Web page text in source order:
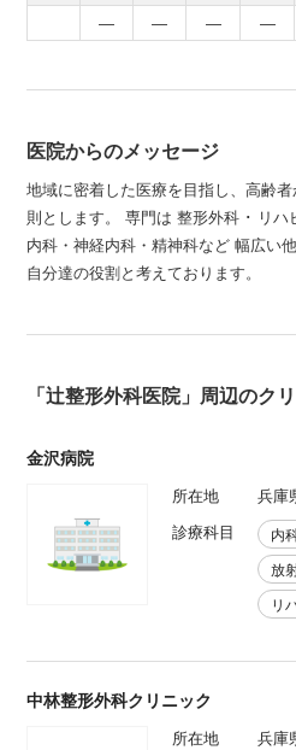
―
― ― ―
医院からのメッセージ
地域に密着した医療を目指し、高齢
則とします。 専門は 整形外科 ･ リ
内科・神経内科・精神科など 幅広い
自分達の役割と考えております。
「辻整形外科医院」周辺のク
金沢病院
所在地
兵庫
診療科目
内
放
リ
中林整形外科クリニック
所在地
兵庫